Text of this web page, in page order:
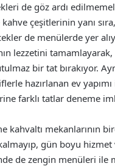
de göz ardı
çeşitlerinin yanı
de menülerde yer
lezzetini
bir tat bırakıyor.
hazırlanan ev
farklı tatlar deneme
kahvaltı mekanlarının
kalmayıp, gün boyu
de zengin menüleri ile